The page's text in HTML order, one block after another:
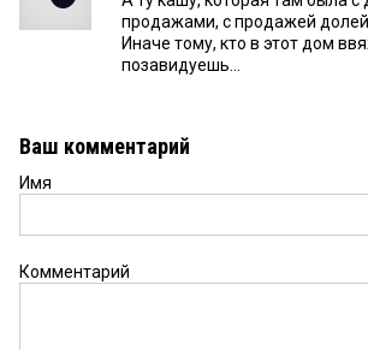
продажами, с продажей
Иначе тому, кто в этот дом
позавидуешь...
Ваш комментарий
Имя
Комментарий